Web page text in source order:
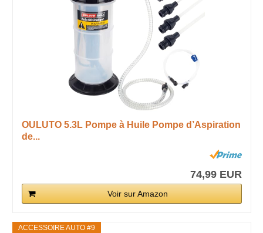
OULUTO 5.3L Pompe à Huile Pompe d’Aspiration
de...
74,99 EUR
Voir sur Amazon
ACCESSOIRE AUTO #9